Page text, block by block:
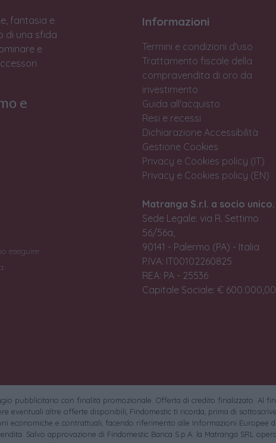
fantasia e
di una sfida
e
e
eseguire
Informazioni
Termini e condizioni d'uso
Trattamento fiscale della
compravendita di oro da
investimento
Guida all'acquisto
Resi e recessi
Dichiarazione Accessibilità
Gestione Cookies
Privacy e Cookies policy (IT)
Privacy e Cookies policy (EN)
Matranga S.r.l. a socio unico.
Sede Legale: via R. Settimo
56/56a,
90141 - Palermo (PA) - Italia
P.IVA: IT00102260825
REA: PA - 25536
Capitale Sociale: € 600.000,00
pubblicitario con finalità promozionale. Offerta di credito finalizzato. Al
eventuali altre offerte disponibili, Findomestic ti ricorda, prima di
economiche e contrattuali, facendo riferimento alle Informazioni Europee
Salvo approvazione di Findomestic Banca S.p.A. la Matranga SRL